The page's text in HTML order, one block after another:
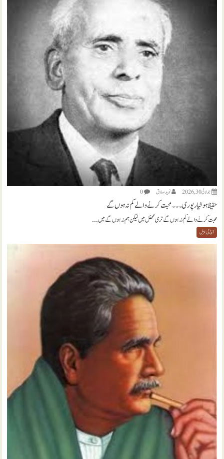
جولائی 30, 2026 نويد صادق 0
حفیظ ہوشیارپوری ۔۔۔ محبت کرنے والے کم نہ ہوں گے
محبت کرنے والے کم نہ ہوں گے تری محفل میں لیکن ہم نہ ہوں گے میں...
آج کی غزل